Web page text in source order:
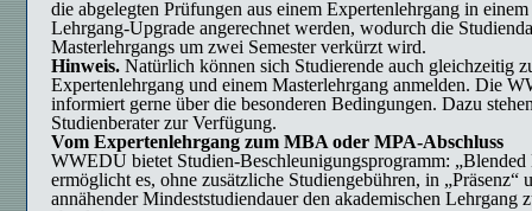
die abgelegten Prüfungen aus einem Expertenlehrgang in
Lehrgang-Upgrade angerechnet werden, wodurch die
Masterlehrgangs um zwei Semester verkürzt wird.
Hinweis. Natürlich können sich Studierende auch gleichzeitig
Expertenlehrgang und einem Masterlehrgang anmelden. Die
informiert gerne über die besonderen Bedingungen. Dazu
Studienberater zur Verfügung.
Vom Expertenlehrgang zum MBA oder MPA-Abschluss
WWEDU bietet Studien-Beschleunigungsprogramm: „Blended
ermöglicht es, ohne zusätzliche Studiengebühren, in „Präsenz“
annähender Mindeststudiendauer den akademischen Lehrgang